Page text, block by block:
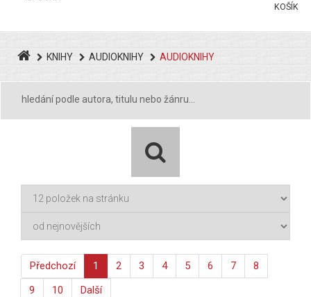
KOŠÍK
KNIHY AUDIOKNIHY AUDIOKNIHY
Předchozí 1 2 3 4 5 6 7
8
9
10 Další